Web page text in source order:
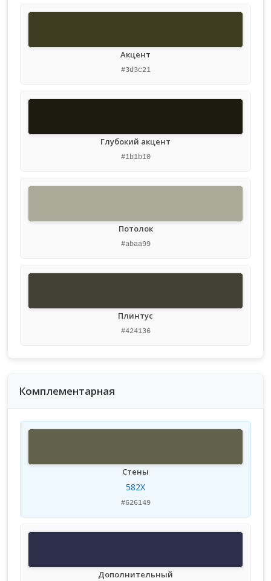
Акцент
#3d3c21
Глубокий акцент
#1b1b10
Потолок
#abaa99
Плинтус
#424136
Комплементарная
Стены
582X
#626149
Дополнительный